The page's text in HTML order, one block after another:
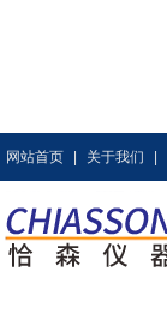
网站首页 关于我们